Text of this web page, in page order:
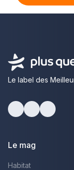
Le label des
Le mag
Habitat